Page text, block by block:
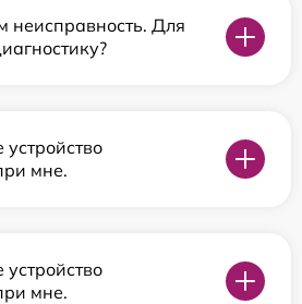
неисправность. Для
устройство
мне.
устройство
мне.